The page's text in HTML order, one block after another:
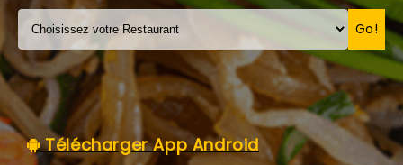
C.G.V
Go!
Télécharger App Android